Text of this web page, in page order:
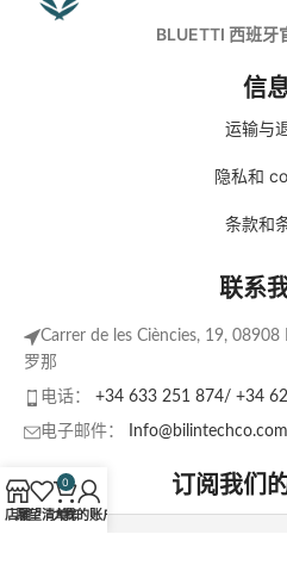
BLUETTI 西班牙
信
运输与
隐私和
条款和
联系
Carrer de les Ciències, 19,
罗那
电话： +34 633 251 874/ +34
电子邮件： Info@bilintechco.com
订阅我们
店铺愿望清单
0
大车我的账户